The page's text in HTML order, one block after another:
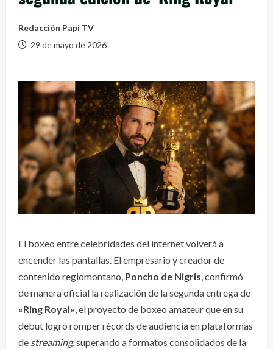
Redacción Papi TV
29 de mayo de 2026
El boxeo entre celebridades del internet volverá a
encender las pantallas. El empresario y creador de
contenido regiomontano, Poncho de Nigris, confirmó
de manera oficial la realización de la segunda entrega de
«Ring Royal», el proyecto de boxeo amateur que en su
debut logró romper récords de audiencia en plataformas
de streaming, superando a formatos consolidados de la